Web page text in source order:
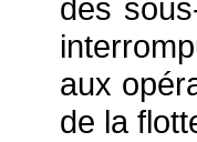
des
aux
de la